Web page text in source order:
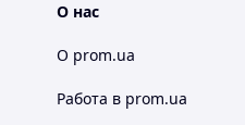
О нас
О prom.ua
Работа в prom.ua